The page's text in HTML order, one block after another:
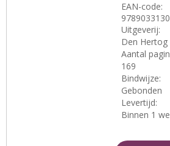
EAN-code:
Uitgeverij:
Den Hertog
Aantal
169
Bindwijze:
Gebonden
Levertijd:
Binnen 1